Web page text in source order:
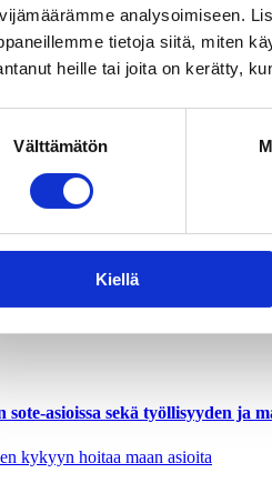
analysoimiseen.
tietoja siitä, miten
heille tai joita on kerätty,
Välttämätön
Kiellä
palveluihin, mutta
säästötoimia
asioissa sekä työllisyyden ja